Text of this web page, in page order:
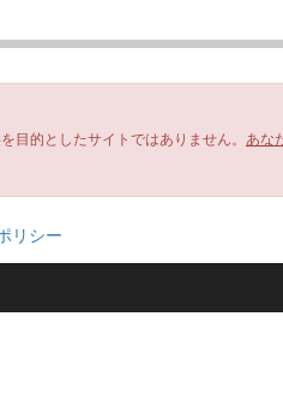
目的としたサイトではありません。 あな
リシー